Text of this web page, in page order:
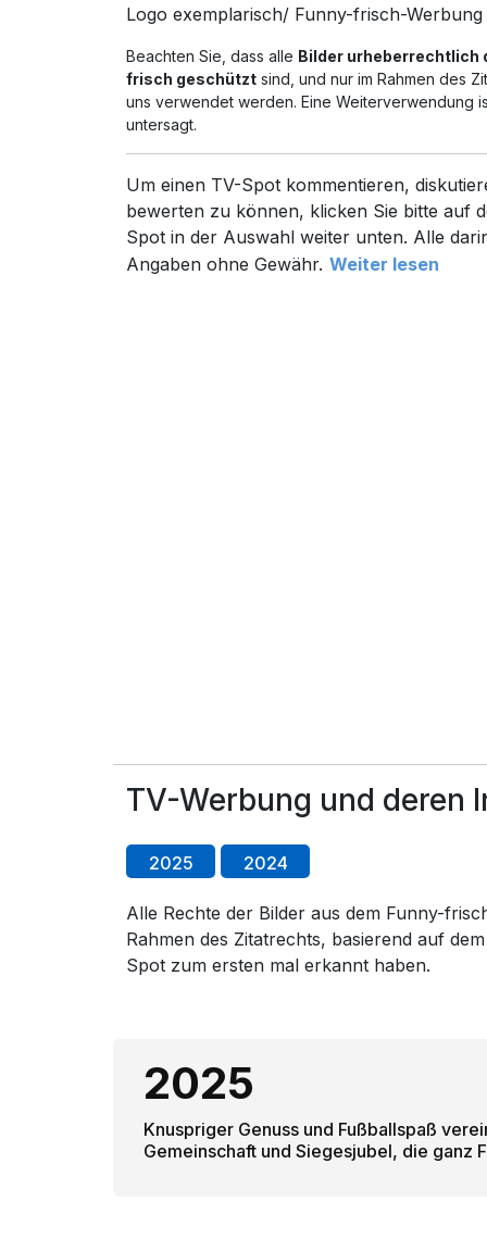
Logo exemplarisch/ Funny-frisch-Werbung
Beachten Sie, dass alle Bilder urheberrechtlich
frisch geschützt sind, und nur im Rahmen des
uns verwendet werden. Eine Weiterverwendung
untersagt.
Um einen TV-Spot kommentieren,
bewerten zu können, klicken Sie bitte auf
Spot in der Auswahl weiter unten. Alle
Angaben ohne Gewähr. Weiter lesen
TV-Werbung und deren
2025 2024
Alle Rechte der Bilder aus dem Funny-
Rahmen des Zitatrechts, basierend auf
Spot zum ersten mal erkannt haben.
2025
Knuspriger Genuss und Fußballspaß
Gemeinschaft und Siegesjubel, die ganz